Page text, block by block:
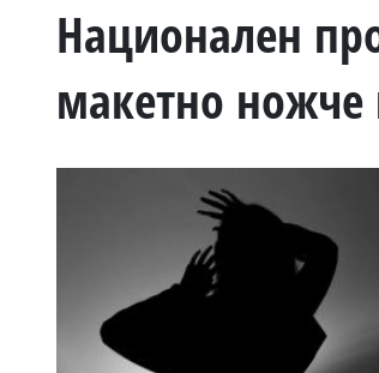
ЛАЙФСТАЙЛ
ВОЙНАТА
УКРАЙНА
Управители:
Национален
макетно